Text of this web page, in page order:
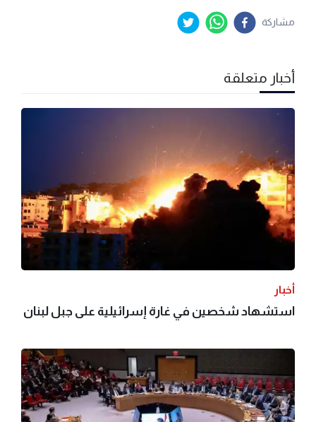
مشاركة
أخبار متعلقة
أخبار
استشهاد شخصين في غارة إسرائيلية على جبل لبنان